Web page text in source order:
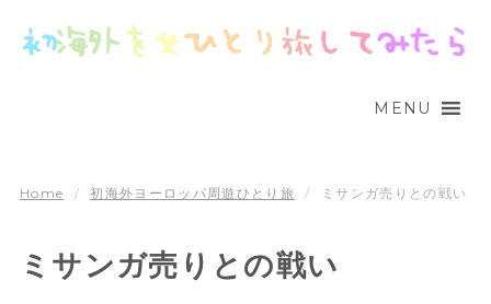
MENU
Home / 初海外ヨーロッパ周遊ひとり旅 / ミサンガ売りとの戦い
ミサンガ売りとの戦い